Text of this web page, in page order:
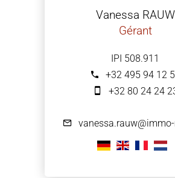
Vanessa RAUW
Gérant
IPI 508.911
+32 495 94 12
+32 80 24 24